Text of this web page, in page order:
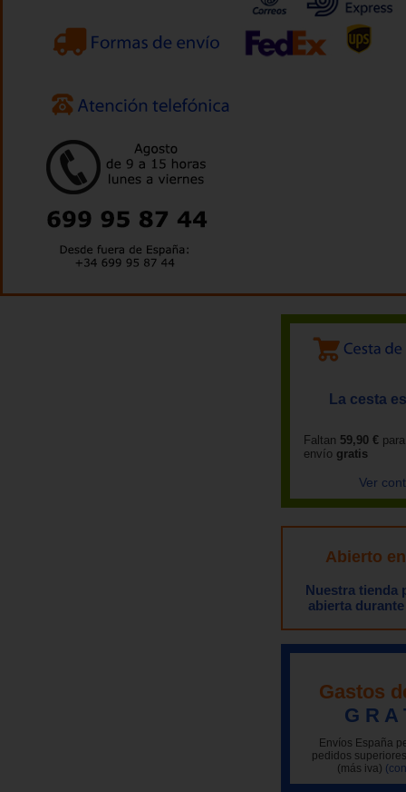
La cesta
Faltan 59,90 €
envío gratis
Ver
Abierto
Nuestra tienda
abierta
Gastos
G R A
Envíos España
pedidos
(más iva)